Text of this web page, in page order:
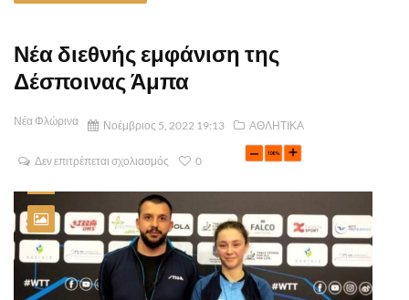
Νέα διεθνής εμφάνιση της
Δέσποινας Άμπα
Νέα Φλώρινα Νοέμβριος 5, 2022 19:13 ΑΘΛΗΤΙΚΑ
Δεν επιτρέπεται σχολιασμός 0